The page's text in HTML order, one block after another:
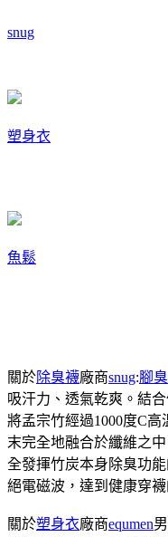
snug
塑身衣
魚鬆
關於除臭襪廠商snug:腳
吸汗力、透氣乾爽。結
將孟宗竹經過1000度C
末完全地融合於纖維之
全發揮竹炭本身除臭功
絕電磁波，達到健康穿襪
關於塑身衣廠商equmen